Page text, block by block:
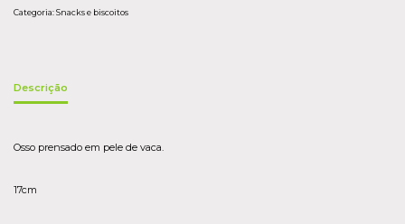
Categoria:Snacks e biscoitos
Descrição
Osso prensado em pele de vaca.
17cm